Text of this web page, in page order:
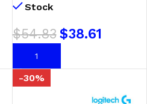
Stock
$54.83 $38.61
AÑADIR AL CARRITO
-30%